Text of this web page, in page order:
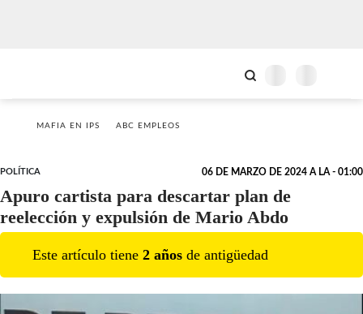
MAFIA EN IPS ABC EMPLEOS
POLÍTICA 06 DE MARZO DE 2024 A LA - 01:00
Apuro cartista para descartar plan de
reelección y expulsión de Mario Abdo
Este artículo tiene 2 años de antigüedad